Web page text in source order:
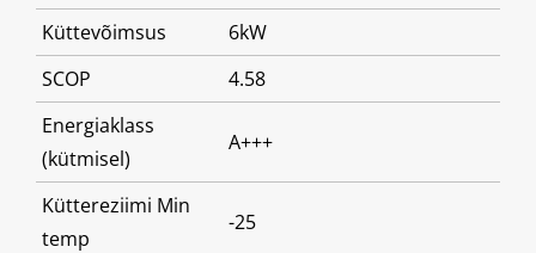
Küttevõimsus
6kW
SCOP
4.58
Energiaklass
(kütmisel)
A+++
Küttereziimi Min
temp
-25